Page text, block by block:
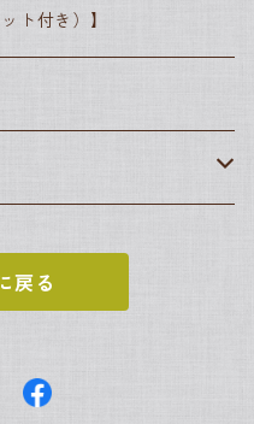
ト付き）】
戻る